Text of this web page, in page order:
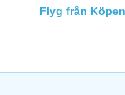
Flyg från